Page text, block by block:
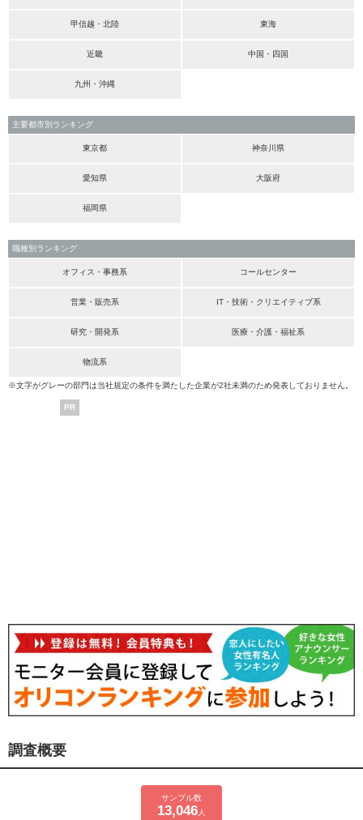
甲信越・北陸 東海
近畿 中国・四国
九州・沖縄
主要都市別ランキング
東京都 神奈川県
愛知県 大阪府
福岡県
職種別ランキング
オフィス・事務系 コールセンター
営業・販売系 IT・技術・クリエイティブ系
研究・開発系 医療・介護・福祉系
物流系
※文字がグレーの部門は当社規定の条件を満たした企業が2社未満のため発表しておりません。
PR
調査概要
サンプル数
13,046 人